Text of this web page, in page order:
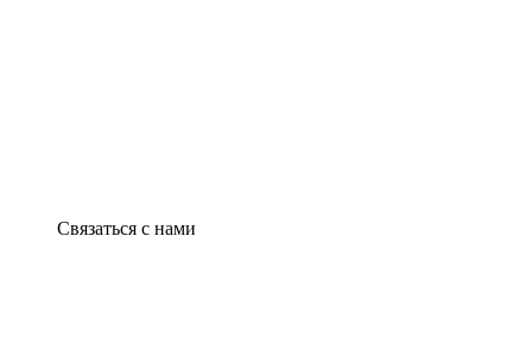
Связаться с нами